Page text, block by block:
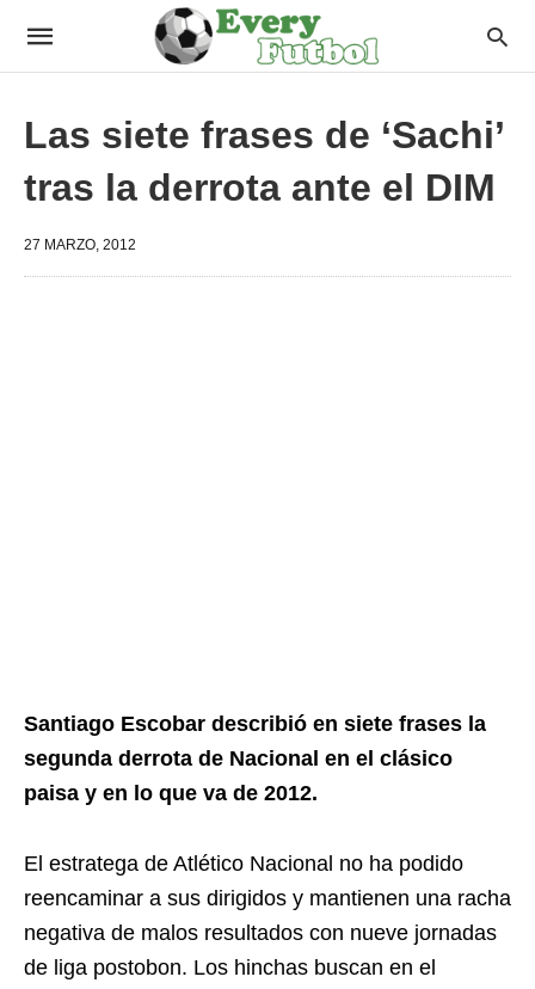
Las siete frases de ‘Sachi’
tras la derrota ante el DIM
27 MARZO, 2012
Santiago Escobar describió en siete frases la
segunda derrota de Nacional en el clásico
paisa y en lo que va de 2012.
El estratega de Atlético Nacional no ha podido
reencaminar a sus dirigidos y mantienen una racha
negativa de malos resultados con nueve jornadas
de liga postobon. Los hinchas buscan en el